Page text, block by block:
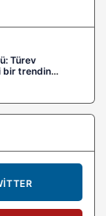
Türev
bir trendin